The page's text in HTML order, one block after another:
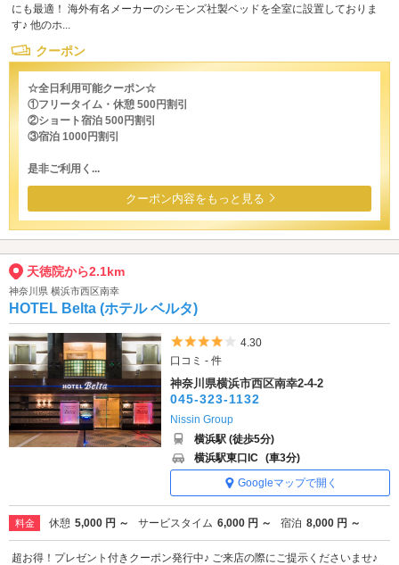
にも最適！ 海外有名メーカーのシモンズ社製ベッドを全室に設置しておりま
す♪ 他のホ...
クーポン
☆全日利用可能クーポン☆
①フリータイム・休憩 500円割引
②ショート宿泊 500円割引
③宿泊 1000円割引
是非ご利用く...
クーポン内容をもっと見る
天徳院から2.1km
神奈川県 横浜市西区南幸
HOTEL Belta (ホテル ベルタ)
5つ星のうち4
4.30
口コミ - 件
神奈川県横浜市西区南幸2-4-2
045-323-1132
Nissin Group
横浜駅 (徒歩5分)
横浜駅東口IC (車3分)
Googleマップで開く
料金 休憩 5,000 円 ～ サービスタイム 6,000 円 ～ 宿泊 8,000 円 ～
超お得！プレゼント付きクーポン発行中♪ ご来店の際にご提示くださいませ♪